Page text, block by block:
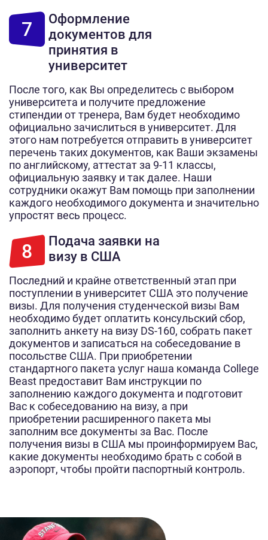
Оформление
документов для
принятия в
университет
7
После того, как Вы определитесь с выбором
университета и получите предложение
стипендии от тренера, Вам будет необходимо
официально зачислиться в университет. Для
этого нам потребуется отправить в университет
перечень таких документов, как Ваши экзамены
по английскому, аттестат за 9-11 классы,
официальную заявку и так далее. Наши
сотрудники окажут Вам помощь при заполнении
каждого необходимого документа и значительно
упростят весь процесс.
Подача заявки на
визу в США
8
Последний и крайне ответственный этап при
поступлении в университет США это получение
визы. Для получения студенческой визы Вам
необходимо будет оплатить консульский сбор,
заполнить анкету на визу DS-160, собрать пакет
документов и записаться на собеседование в
посольстве США. При приобретении
стандартного пакета услуг наша команда College
Beast предоставит Вам инструкции по
заполнению каждого документа и подготовит
Вас к собеседованию на визу, а при
приобретении расширенного пакета мы
заполним все документы за Вас. После
получения визы в США мы проинформируем Вас,
какие документы необходимо брать с собой в
аэропорт, чтобы пройти паспортный контроль.